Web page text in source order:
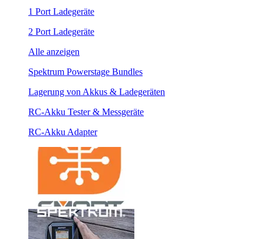
1 Port Ladegeräte
2 Port Ladegeräte
Alle anzeigen
Spektrum Powerstage Bundles
Lagerung von Akkus & Ladegeräten
RC-Akku Tester & Messgeräte
RC-Akku Adapter